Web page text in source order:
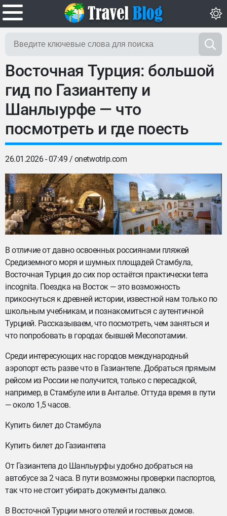
Восточная Турция: большой
гид по Газиантепу и
Шанлыурфе — что
посмотреть и где поесть
26.01.2026 - 07:49 / onetwotrip.com
В отличие от давно освоенных россиянами пляжей
Средиземного моря и шумных площадей Стамбула,
Восточная Турция до сих пор остаётся практически terra
incognita. Поездка на Восток — это возможность
прикоснуться к древней истории, известной нам только по
школьным учебникам, и познакомиться с аутентичной
Турцией. Рассказываем, что посмотреть, чем заняться и
что попробовать в городах бывшей Месопотамии.
Среди интересующих нас городов международный
аэропорт есть разве что в Газиантепе. Добраться прямым
рейсом из России не получится, только с пересадкой,
например, в Стамбуле или в Анталье. Оттуда время в пути
— около 1,5 часов.
Купить билет до Стамбула
Купить билет до Газиантепа
От Газиантепа до Шанлыурфы удобно добраться на
автобусе за 2 часа. В пути возможны проверки паспортов,
так что не стоит убирать документы далеко.
В Восточной Турции много отелей и гостевых домов.